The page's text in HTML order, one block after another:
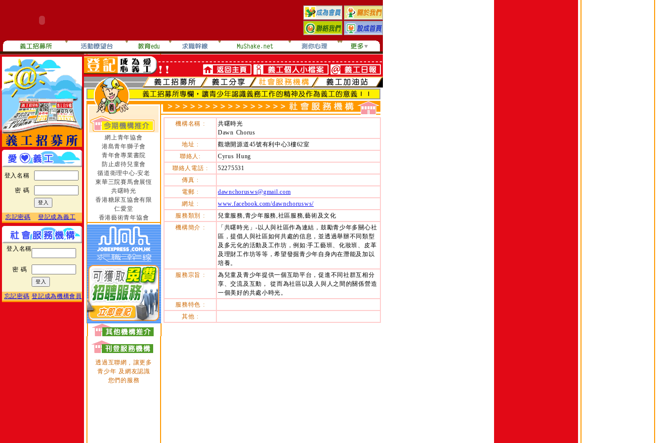
登入名稱
密 碼
忘記密碼 登記成為義工
登入名稱
密 碼
忘記密碼 登記成為機構會員
網上青年協會
港島青年獅子會
青年會專業書院
防止虐待兒童會
循道衛理中心-安老
東華三院賽馬會展恆
共曙時光
香港糖尿互協會有限
仁愛堂
香港藝術青年協會
透過互聯網 , 讓更多
青少年 及網友認識
您們的服務
機構名稱 :
共曙時光
Dawn Chorus
地址 :
觀塘開源道45號有利中心3樓62室
聯絡人:
Cyrus Hung
聯絡人電話 :
52275531
傳真 :
電郵 :
dawnchorusws@gmail.com
網址 :
www.facebook.com/dawnchorusws/
服務類別 :
兒童服務,青少年服務,社區服務,藝術及文化
機構簡介 :
「共曙時光」-以人與社區作為連結，鼓勵青少年多關心社
區，提倡人與社區如何共處的信息，並透過舉辦不同類型
及多元化的活動及工作坊，例如:手工藝班、化妝班、皮革
及理財工作坊等等，希望發掘青少年自身內在潛能及加以
培養。
服務宗旨 :
為兒童及青少年提供一個互助平台，促進不同社群互相分
享、交流及互動， 從而為社區以及人與人之間的關係營造
一個美好的共處小時光。
服務特色 :
其他 :